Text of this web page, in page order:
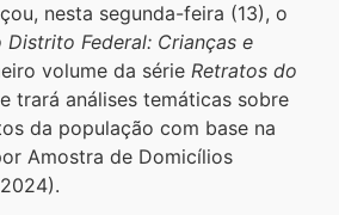
nesta segunda-feira (13), o
Distrito Federal: Crianças e
volume da série Retratos do
trará análises temáticas sobre
da população com base na
Amostra de Domicílios